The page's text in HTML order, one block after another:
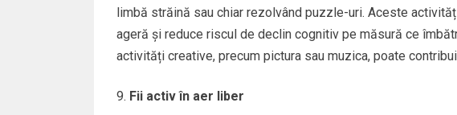
limbă străină sau chiar rezolvând puzzle-uri. Aceste
ageră și reduce riscul de declin cognitiv pe măsură ce
activități creative, precum pictura sau muzica, poate
Fii activ în aer liber